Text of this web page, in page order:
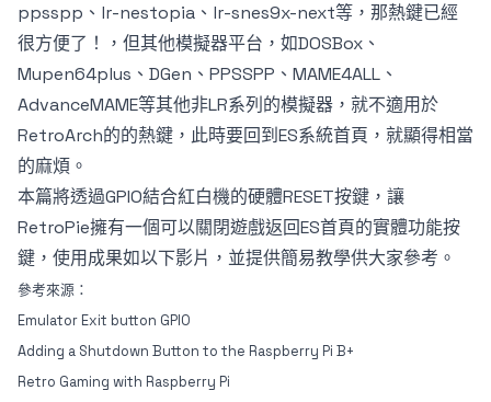
ppsspp、lr-nestopia、lr-snes9x-next等，那熱鍵已經
很方便了！，但其他模擬器平台，如DOSBox、
Mupen64plus、DGen、PPSSPP、MAME4ALL、
AdvanceMAME等其他非LR系列的模擬器，就不適用於
RetroArch的的熱鍵，此時要回到ES系統首頁，就顯得相當
的麻煩。
本篇將透過GPIO結合紅白機的硬體RESET按鍵，讓
RetroPie擁有一個可以關閉遊戲返回ES首頁的實體功能按
鍵，使用成果如以下影片，並提供簡易教學供大家參考。
參考來源：
Emulator Exit button GPIO
Adding a Shutdown Button to the Raspberry Pi B+
Retro Gaming with Raspberry Pi